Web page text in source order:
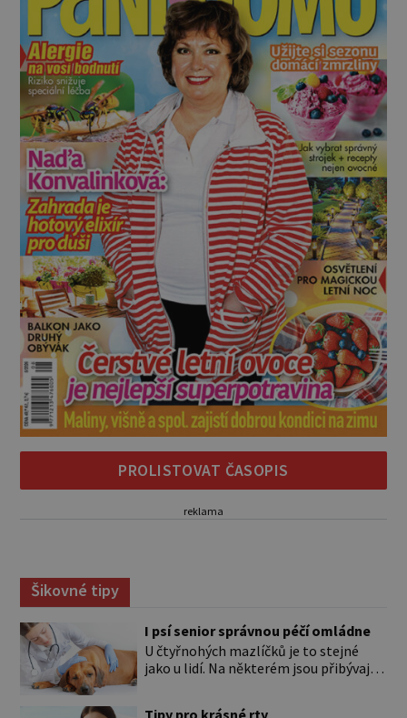
PROLISTOVAT ČASOPIS
reklama
Šikovné tipy
I psí senior správnou péčí omládne
U čtyřnohých mazlíčků je to stejné
jako u lidí. Na některém jsou přibývající